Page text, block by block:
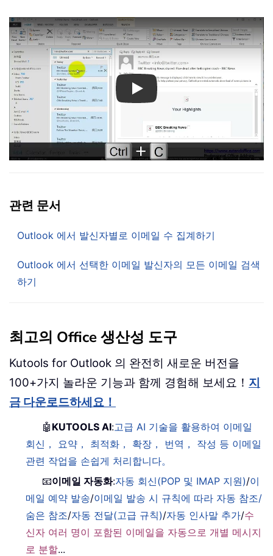
Play
관련 문서
Outlook 에서 발신자별로 이메일 수 집계하기
Outlook 에서 선택한 이메일 발신자의 모든 이메일 검색
하기
최고의 Office 생산성 도구
Kutools for Outlook 의 완전히 새로운 버전을
100+가지 놀라운 기능과 함께 경험해 보세요！ 지
금 다운로드하세요！
🤖 KUTOOLS AI:고급 AI 기술을 활용하여 이메일
회신， 요약， 최적화， 확장， 번역， 작성 등 이메일
관련 작업을 손쉽게 처리합니다。
📧이메일 자동화:자동 회신(POP 및 IMAP 지원)/이
메일 예약 발송/이메일 발송 시 규칙에 따라 자동 참조/
숨은 참조/자동 전달(고급 규칙)/자동 인사말 추가/수
신자 여러 명이 포함된 이메일을 자동으로 개별 메시지
로 분할...